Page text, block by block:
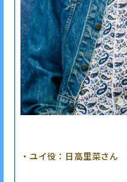
・ユイ役：日高里菜さん